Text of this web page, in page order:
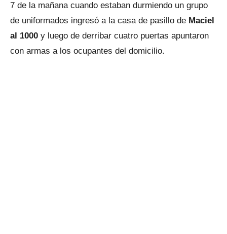
7 de la mañana cuando estaban durmiendo un grupo
de uniformados ingresó a la casa de pasillo de Maciel
al 1000 y luego de derribar cuatro puertas apuntaron
con armas a los ocupantes del domicilio.